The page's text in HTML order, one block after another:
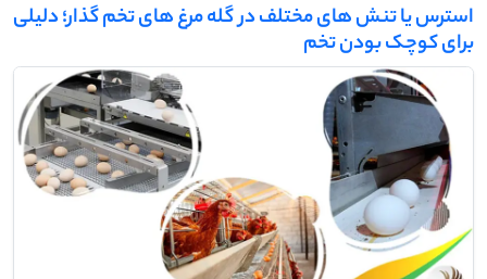
استرس یا تنش های مختلف در گله مرغ های تخم گذار؛ دلیلی
برای کوچک بودن تخم